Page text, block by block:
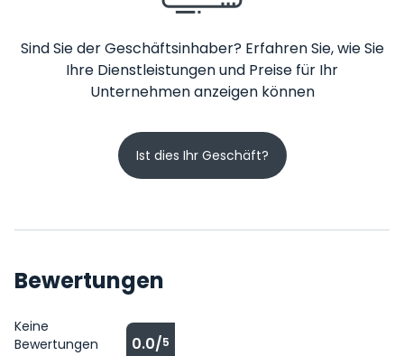
Sind Sie der Geschäftsinhaber? Erfahren Sie, wie Sie
Ihre Dienstleistungen und Preise für Ihr
Unternehmen anzeigen können
Ist dies Ihr Geschäft?
Bewertungen
Keine
Bewertungen
0.0/5